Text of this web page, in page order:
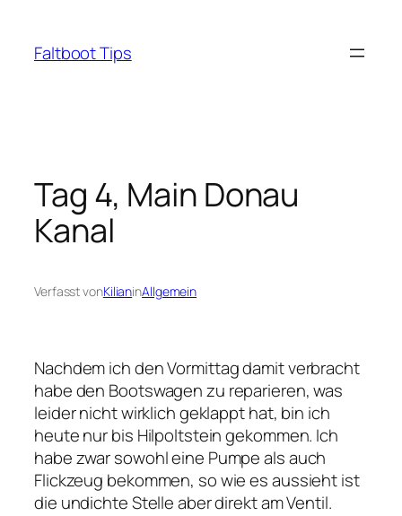
springen
Faltboot Tips
Tag 4, Main Donau
Kanal
Verfasst vonKilianinAllgemein
Nachdem ich den Vormittag damit verbracht
habe den Bootswagen zu reparieren, was
leider nicht wirklich geklappt hat, bin ich
heute nur bis Hilpoltstein gekommen. Ich
habe zwar sowohl eine Pumpe als auch
Flickzeug bekommen, so wie es aussieht ist
die undichte Stelle aber direkt am Ventil.